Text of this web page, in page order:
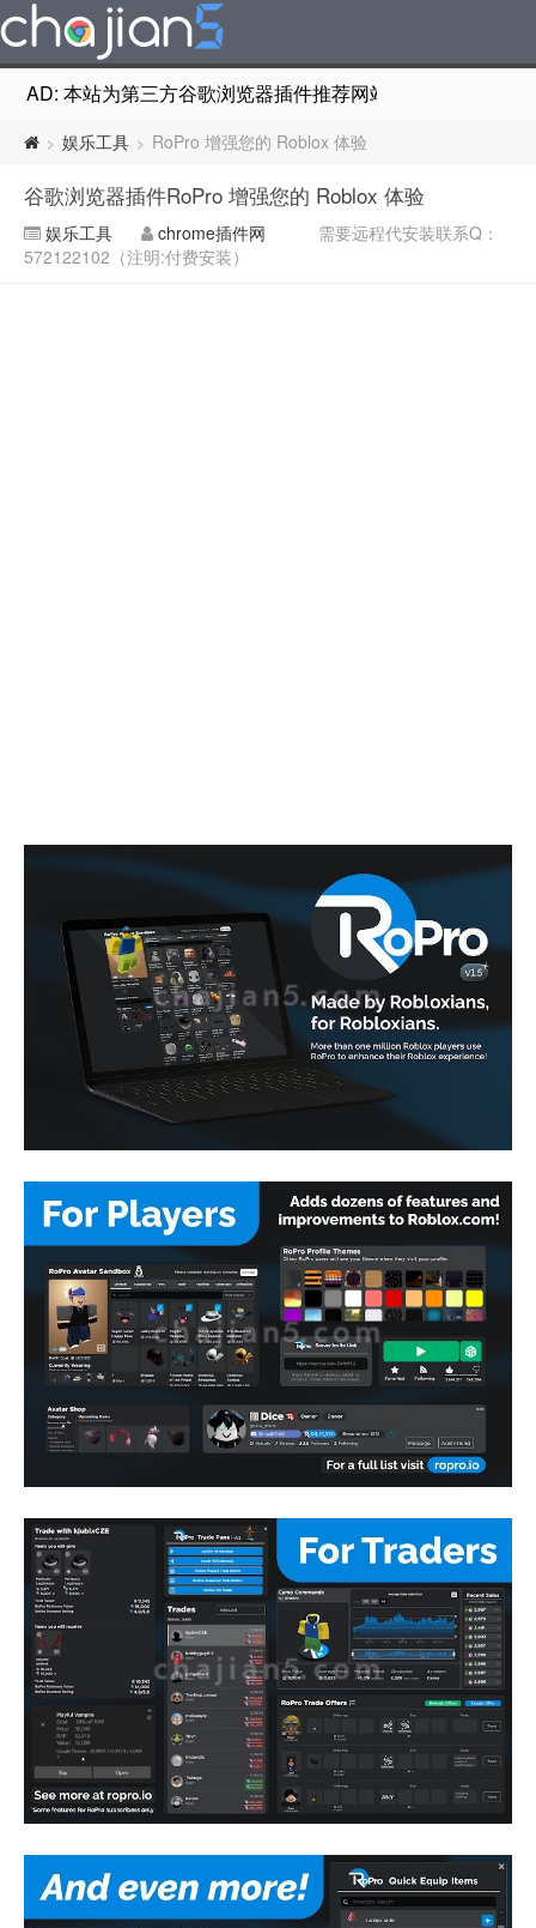
AD: 本站为第三方谷歌浏览器插件推荐网站，非Google
> 娱乐工具 > RoPro 增强您的 Roblox 体验
谷歌浏览器插件RoPro 增强您的 Roblox 体验
娱乐工具 chrome插件网
需要远程代安装联系Q：
572122102（注明:付费安装）